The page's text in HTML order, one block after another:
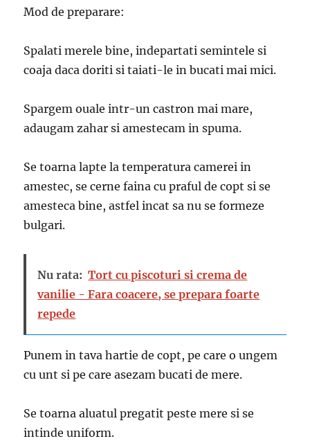
Mod de preparare:
Spalati merele bine, indepartati semintele si
coaja daca doriti si taiati-le in bucati mai mici.
Spargem ouale intr-un castron mai mare,
adaugam zahar si amestecam in spuma.
Se toarna lapte la temperatura camerei in
amestec, se cerne faina cu praful de copt si se
amesteca bine, astfel incat sa nu se formeze
bulgari.
Nu rata: Tort cu piscoturi si crema de
vanilie - Fara coacere, se prepara foarte
repede
Punem in tava hartie de copt, pe care o ungem
cu unt si pe care asezam bucati de mere.
Se toarna aluatul pregatit peste mere si se
intinde uniform.